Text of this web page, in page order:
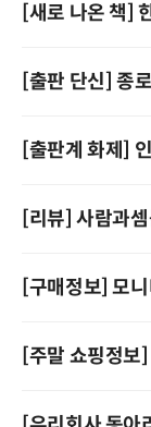
[새로 나온 책]
[출판 단신] 종
[출판계 화제]
[리뷰] 사람과
[구매정보] 모
[주말 쇼핑정보